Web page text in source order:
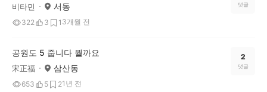
비타민 서동
322 3 1 3개월 전
댓글
공원도 5 줍니다 뭘까요
宋正福 삼산동
653 5 21년 전
2
댓글